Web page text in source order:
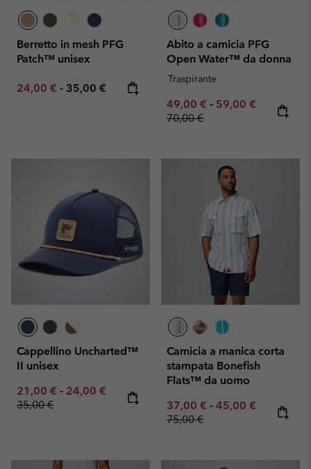
Berretto in mesh PFG
Patch™ unisex
Minimum sale price:
24,00 € - Maximum price:
35,00 €
Abito a camicia PFG
Open Water™ da donna
Traspirante
Minimum sale price:
49,00 € - Maximum sale
59,00 € Regular
70,00 €
Cappellino Uncharted™
II unisex
Minimum sale price:
21,00 € - Maximum sale price:
24,00 € Regular price:
35,00 €
Camicia a manica corta
stampata Bonefish
Flats™ da uomo
Minimum sale price:
37,00 € - Maximum sale
45,00 € Regular
75,00 €